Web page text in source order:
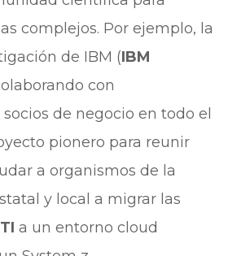
complejos. Por ejemplo, la
de IBM (IBM
con
de negocio en todo el
pionero para reunir
a organismos de la
y local a migrar las
a un entorno cloud